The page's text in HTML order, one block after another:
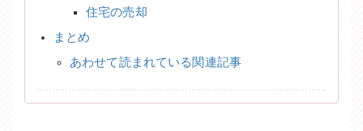
住宅の売却
まとめ
あわせて読まれている関連記事